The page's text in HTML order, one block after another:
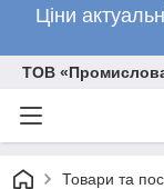
Ціни
ТОВ «Промислова
Товари та